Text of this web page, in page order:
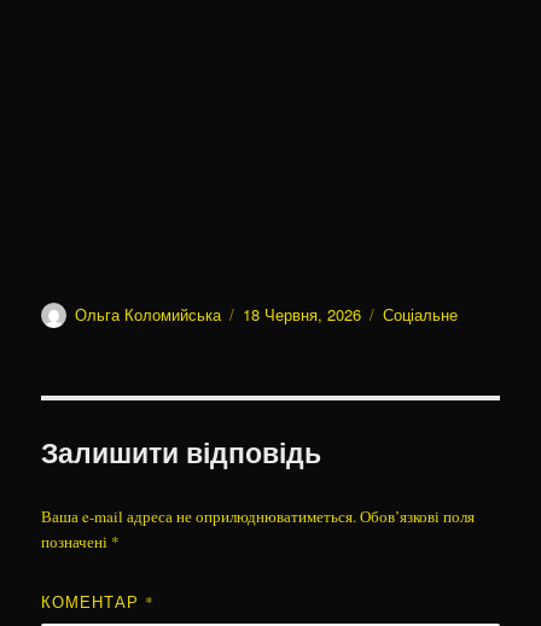
Автор
Ольга Коломийська Оприлюднено
18 Червня, 2026 Категорії
Соціальне
Залишити відповідь
Ваша e-mail адреса не оприлюднюватиметься.Обов’язкові поля
позначені *
КОМЕНТАР *